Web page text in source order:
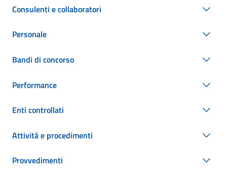
Consulenti e collaboratori
Personale
Bandi di concorso
Performance
Enti controllati
Attività e procedimenti
Provvedimenti